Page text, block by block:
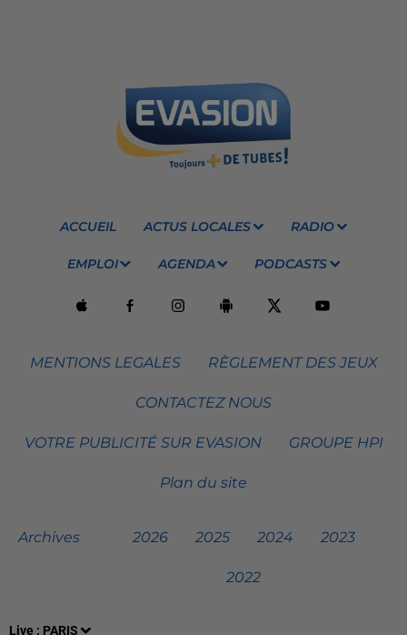
Live : PARIS
ACCUEIL ACTUS LOCALES RADIO
EMPLOI AGENDA PODCASTS
MENTIONS LEGALES RÈGLEMENT DES JEUX
CONTACTEZ NOUS
VOTRE PUBLICITÉ SUR EVASION GROUPE HPI
Plan du site
Archives 2026 2025 2024 2023
2022